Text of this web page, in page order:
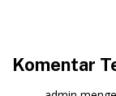
Komentar